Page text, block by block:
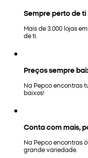
Sempre perto de ti
Mais de 3.000 lojas
de ti.
Preços sempre
Na Pepco encontras
baixos!
Conta com mais,
Na Pepco encontras
grande variedade.